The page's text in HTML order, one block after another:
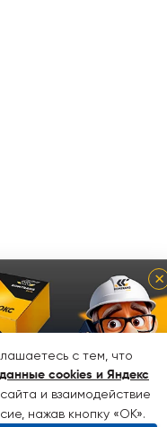
×
с тем, что
cookies и Яндекс
и взаимодействие
нажав кнопку «OK».